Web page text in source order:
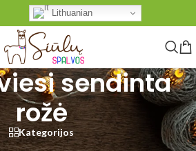
Lithuanian
sendinta
rožė
Kategorijos
Cotton/3444 šviesi sendinta rožė